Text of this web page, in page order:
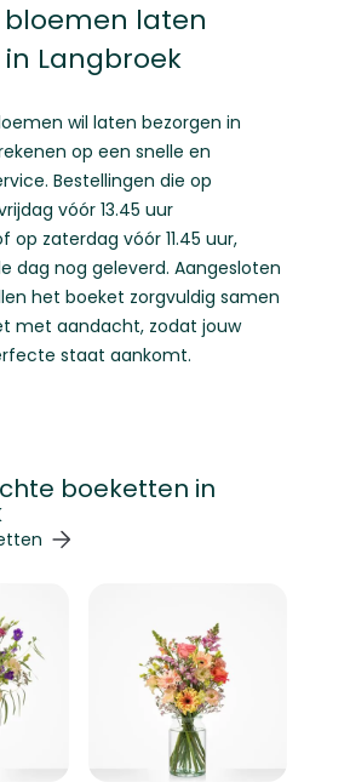
laten
Langbroek
wil laten bezorgen in
op een snelle en
Bestellingen die op
vóór 13.45 uur
op zaterdag vóór 11.45 uur,
dag nog geleverd. Aangesloten
het boeket zorgvuldig samen
met aandacht, zodat jouw
staat aankomt.
boeketten in
de elementen van de carrousel is
over te slaan